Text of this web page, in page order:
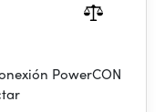
PowerCON